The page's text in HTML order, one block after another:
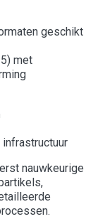
geschikt
met
nauwkeurige